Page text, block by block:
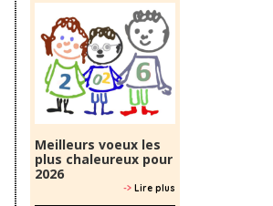
Meilleurs voeux les
plus chaleureux pour
2026
-> Lire plus